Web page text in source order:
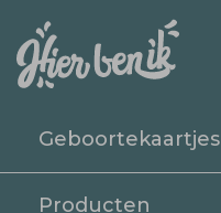
Geboortekaartjes
Producten